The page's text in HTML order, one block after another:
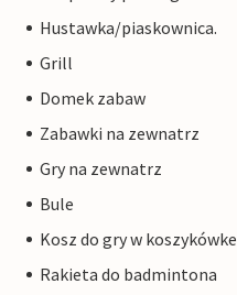
Hustawka/piaskownica.
Grill
Domek zabaw
Zabawki na zewnatrz
Gry na zewnatrz
Bule
Kosz do gry w koszykówke
Rakieta do badmintona